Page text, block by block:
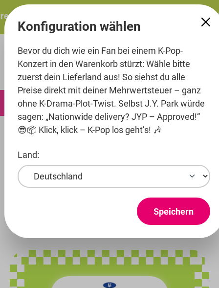
springen
ITZY – ITZY 3RD WORLD TOUR “TUNNEL
0
Music CD's
Entertainment
Bildergalerie überspringen
Konfiguration wählen
Bevor du dich wie ein Fan bei einem K-Pop-
Konzert in den Warenkorb stürzt: Wähle bitte
zuerst dein Lieferland aus! So siehst du alle
Preise direkt mit deiner Mehrwertsteuer – ganz
ohne K-Drama-Plot-Twist. Selbst J.Y. Park würde
sagen: „Nationwide delivery? JYP – Approved!“
😎📦 Klick, klick – K-Pop los geht’s! 🎶
Land:
Speichern